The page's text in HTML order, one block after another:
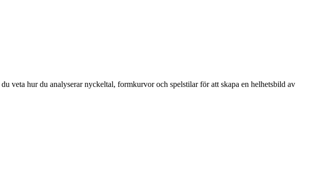
veta hur du analyserar nyckeltal, formkurvor och spelstilar för att skapa en helhetsbild av